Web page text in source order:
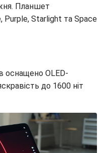
Планшет
Purple, Starlight та Space
оснащено OLED-
до 1600 ніт